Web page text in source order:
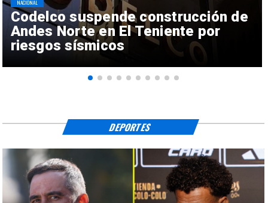
Codelco suspende construcción de
Andes Norte en El Teniente por
riesgos sísmicos
NACIONAL
DEPORTES